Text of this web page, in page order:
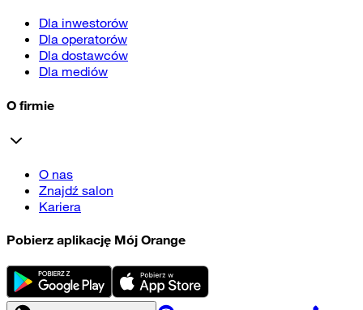
Dla inwestorów
Dla operatorów
Dla dostawców
Dla mediów
O firmie
O nas
Znajdź salon
Kariera
Pobierz aplikację Mój Orange